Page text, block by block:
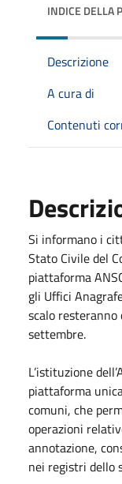
INDICE DELLA
Descrizione
A cura di
Contenuti
Si informano i
Stato Civile del
piattaforma
gli Uffici
scalo
settembre.
L’istituzione
piattaforma
comuni, che
operazioni
annotazione,
nei registri dello